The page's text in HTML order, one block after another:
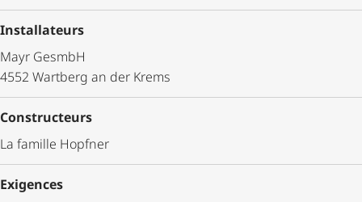
Installateurs
Mayr GesmbH
4552 Wartberg an der Krems
Constructeurs
La famille Hopfner
Exigences